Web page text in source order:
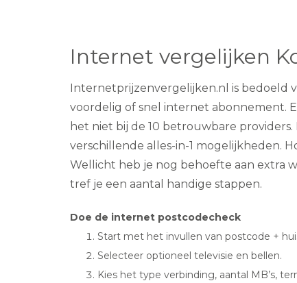
Internet vergelijken
Internetprijzenvergelijken.nl is bedoeld
voordelig of snel internet abonnement.
het niet bij de 10 betrouwbare
verschillende alles-in-1 mogelijkheden.
Wellicht heb je nog behoefte aan extra
tref je een aantal handige stappen.
Doe de internet postcodecheck
Start met het invullen van postcode +
Selecteer optioneel televisie en bellen.
Kies het type verbinding, aantal MB’s,